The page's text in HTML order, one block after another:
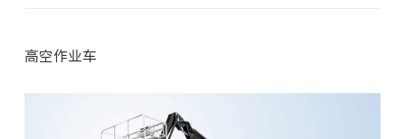
高空作业车